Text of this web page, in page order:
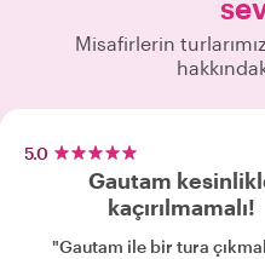
Misafirlerin
5.0
Gautam
kaçırılmamalı!
"Gautam ile bir tura